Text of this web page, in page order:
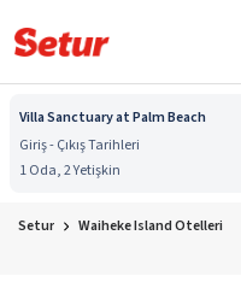
Villa Sanctuary at Palm Beach
Giriş - Çıkış Tarihleri
1 Oda, 2 Yetişkin
Setur Waiheke Island Otelleri